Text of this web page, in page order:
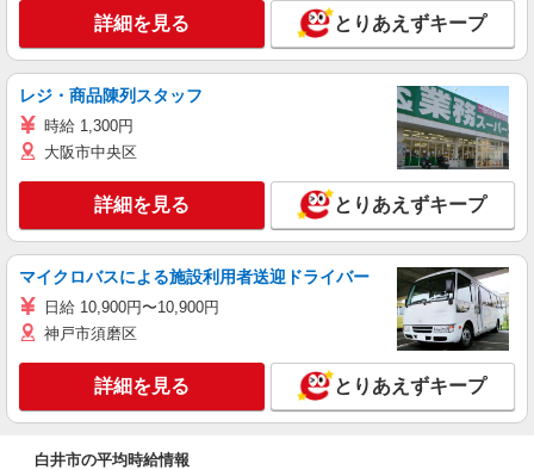
詳細を見る とりあえずキープ
レジ・商品陳列スタッフ
時給 1,300円
大阪市中央区
詳細を見る とりあえずキープ
マイクロバスによる施設利用者送迎ドライバー
日給 10,900円〜10,900円
神戸市須磨区
詳細を見る とりあえずキープ
白井市の平均時給情報